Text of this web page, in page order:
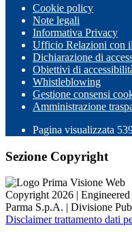
Cookie policy
Note legali
Informativa Privacy
Ufficio Relazioni con
Dichiarazione di
Obiettivi di
Whistleblowing
Gestione consensi
Amministrazione
Pagina visualizzata
Sezione Copyright
Copyright 2026 |
Parma S.p.A. | Divisione
Disclaimer trattamento dati